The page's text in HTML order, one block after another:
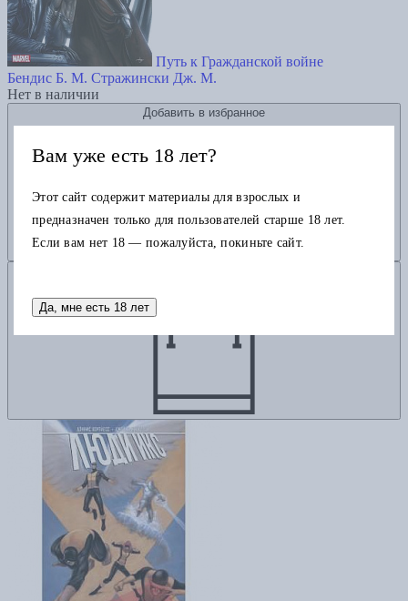
Путь к Гражданской войне
Бендис Б. М. Стражински Дж. М.
Нет в наличии
Добавить в избранное
Вам уже есть 18 лет?
Этот сайт содержит материалы для взрослых и
предназначен только для пользователей старше 18 лет.
Если вам нет 18 — пожалуйста, покиньте сайт.
Да, мне есть 18 лет